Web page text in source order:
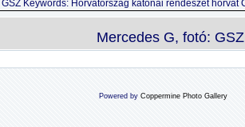
Mercedes G, fotó: GSZ
Powered by Coppermine Photo Gallery